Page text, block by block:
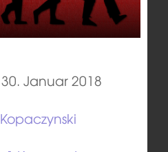
30. Januar 2018